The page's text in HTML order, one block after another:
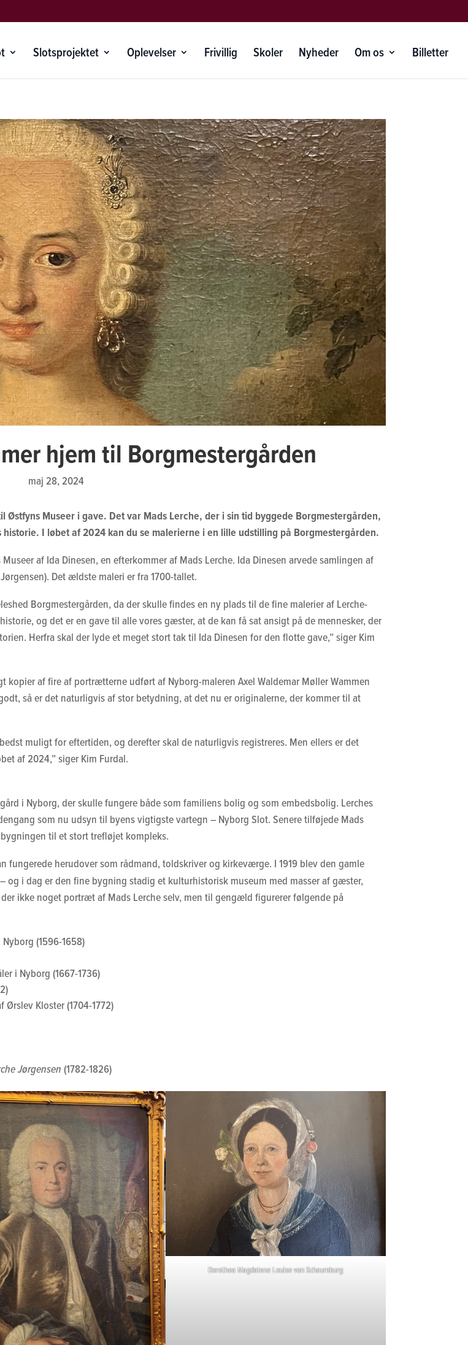
Slotsprojektet Oplevelser Frivillig Skoler Nyheder Om os Billetter
hjem til Borgmestergården
maj 28, 2024
Museer i gave. Det var Mads Lerche, der i sin tid byggede Borgmestergården,
I løbet af 2024 kan du se malerierne i en lille udstilling på Borgmestergården.
af Ida Dinesen, en efterkommer af Mads Lerche. Ida Dinesen arvede samlingen af
Det ældste maleri er fra 1700-tallet.
Borgmestergården, da der skulle findes en ny plads til de fine malerier af Lerche-
historie, og det er en gave til alle vores gæster, at de kan få sat ansigt på de mennesker, der
Herfra skal der lyde et meget stort tak til Ida Dinesen for den flotte gave,” siger Kim
af fire af portrætterne udført af Nyborg-maleren Axel Waldemar Møller Wammen
så er det naturligvis af stor betydning, at det nu er originalerne, der kommer til at
muligt for eftertiden, og derefter skal de naturligvis registreres. Men ellers er det
af 2024,” siger Kim Furdal.
i Nyborg, der skulle fungere både som familiens bolig og som embedsbolig. Lerches
som nu udsyn til byens vigtigste vartegn – Nyborg Slot. Senere tilføjede Mads
til et stort trefløjet kompleks.
fungerede herudover som rådmand, toldskriver og kirkeværge. I 1919 blev den gamle
og i dag er den fine bygning stadig et kulturhistorisk museum med masser af gæster,
ikke noget portræt af Mads Lerche selv, men til gengæld figurerer følgende på
(1596-1658)
i Nyborg (1667-1736)
Kloster (1704-1772)
Jørgensen (1782-1826)
Dorothea Magdalene Louise von Schaumburg